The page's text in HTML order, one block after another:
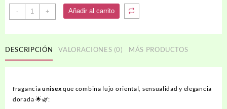
-
Perfume
FAKHAR
cantidad
+ Añadir al carrito
DESCRIPCIÓN VALORACIONES (0) MÁS PRODUCTOS
fragancia unisex que combina lujo oriental, sensualidad y elegancia
dorada 🌟🌿: